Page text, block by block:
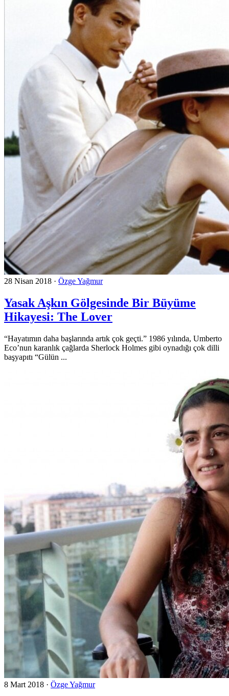
28 Nisan 2018 · Özge Yağmur
Yasak Aşkın Gölgesinde Bir Büyüme
Hikayesi: The Lover
“Hayatımın daha başlarında artık çok geçti.” 1986 yılında, Umberto
Eco’nun karanlık çağlarda Sherlock Holmes gibi oynadığı çok dilli
başyapıtı “Gülün ...
8 Mart 2018 · Özge Yağmur